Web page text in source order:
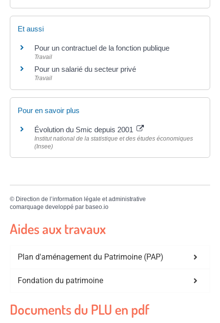
Et aussi
Pour un contractuel de la fonction publique
Travail
Pour un salarié du secteur privé
Travail
Pour en savoir plus
Évolution du Smic depuis 2001
Institut national de la statistique et des études économiques
(Insee)
© Direction de l’information légale et administrative
comarquage developpé par baseo.io
Aides aux travaux
Plan d'aménagement du Patrimoine (PAP)
Fondation du patrimoine
Documents du PLU en pdf